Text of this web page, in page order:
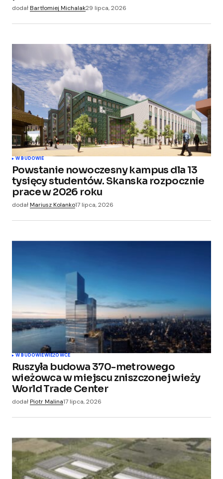
dodałBartłomiej Michalak29 lipca, 2026
W BUDOWIE
Powstanie nowoczesny kampus dla 13
tysięcy studentów. Skanska rozpocznie
prace w 2026 roku
dodałMariusz Kolanko17 lipca, 2026
W BUDOWIEWIEŻOWCE
Ruszyła budowa 370-metrowego
wieżowca w miejscu zniszczonej wieży
World Trade Center
dodałPiotr Malina17 lipca, 2026